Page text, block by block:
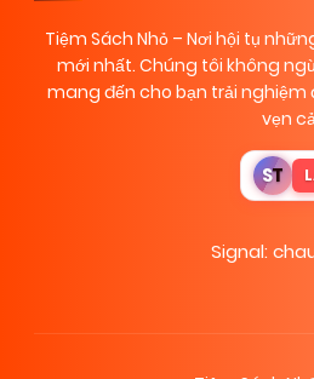
Tiệm Sách Nhỏ – Nơi hội tụ
mới nhất. Chúng tôi không
mang đến cho bạn trải
vẹn
ST
Signal: